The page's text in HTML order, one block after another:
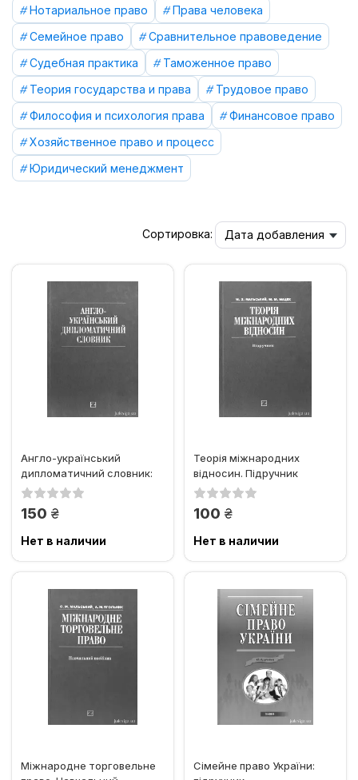
Нотариальное право
Права человека
Семейное право
Сравнительное правоведение
Судебная практика
Таможенное право
Теория государства и права
Трудовое право
Философия и психология права
Финансовое право
Хозяйственное право и процесс
Юридический менеджмент
Сортировка: Дата добавления
Англо-український
дипломатичний словник:
понад 26000 слів і
150 грн.
Нет в наличии
Теорія міжнародних
відносин. Підручник
100 грн.
Нет в наличии
Міжнародне торговельне
Сімейне право України: